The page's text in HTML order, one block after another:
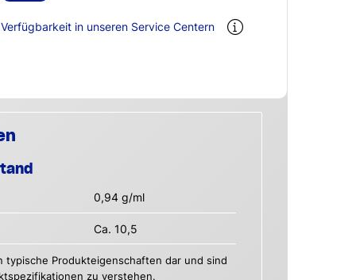
Verfügbarkeit in unseren Service Centern
0,94 g/ml
Ca. 10,5
typische Produkteigenschaften dar und sind
zu verstehen.